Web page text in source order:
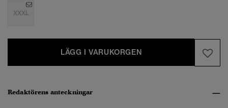
XXXL
LÄGG I VARUKORGEN
Redaktörens anteckningar